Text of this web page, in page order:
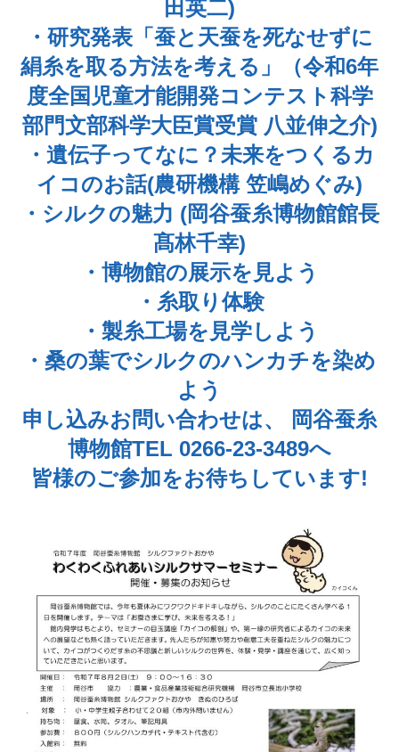
田英二)
・研究発表「蚕と天蚕を死なせずに
絹糸を取る方法を考える」（令和6年
度全国児童才能開発コンテスト科学
部門文部科学大臣賞受賞 八並伸之介)
・遺伝子ってなに？未来をつくるカ
イコのお話(農研機構 笠嶋めぐみ)
・シルクの魅力 (岡谷蚕糸博物館館長
髙林千幸)
・博物館の展示を見よう
・糸取り体験
・製糸工場を見学しよう
・桑の葉でシルクのハンカチを染め
よう
申し込みお問い合わせは、 岡谷蚕糸
博物館TEL 0266-23-3489へ
皆様のご参加をお待ちしています!